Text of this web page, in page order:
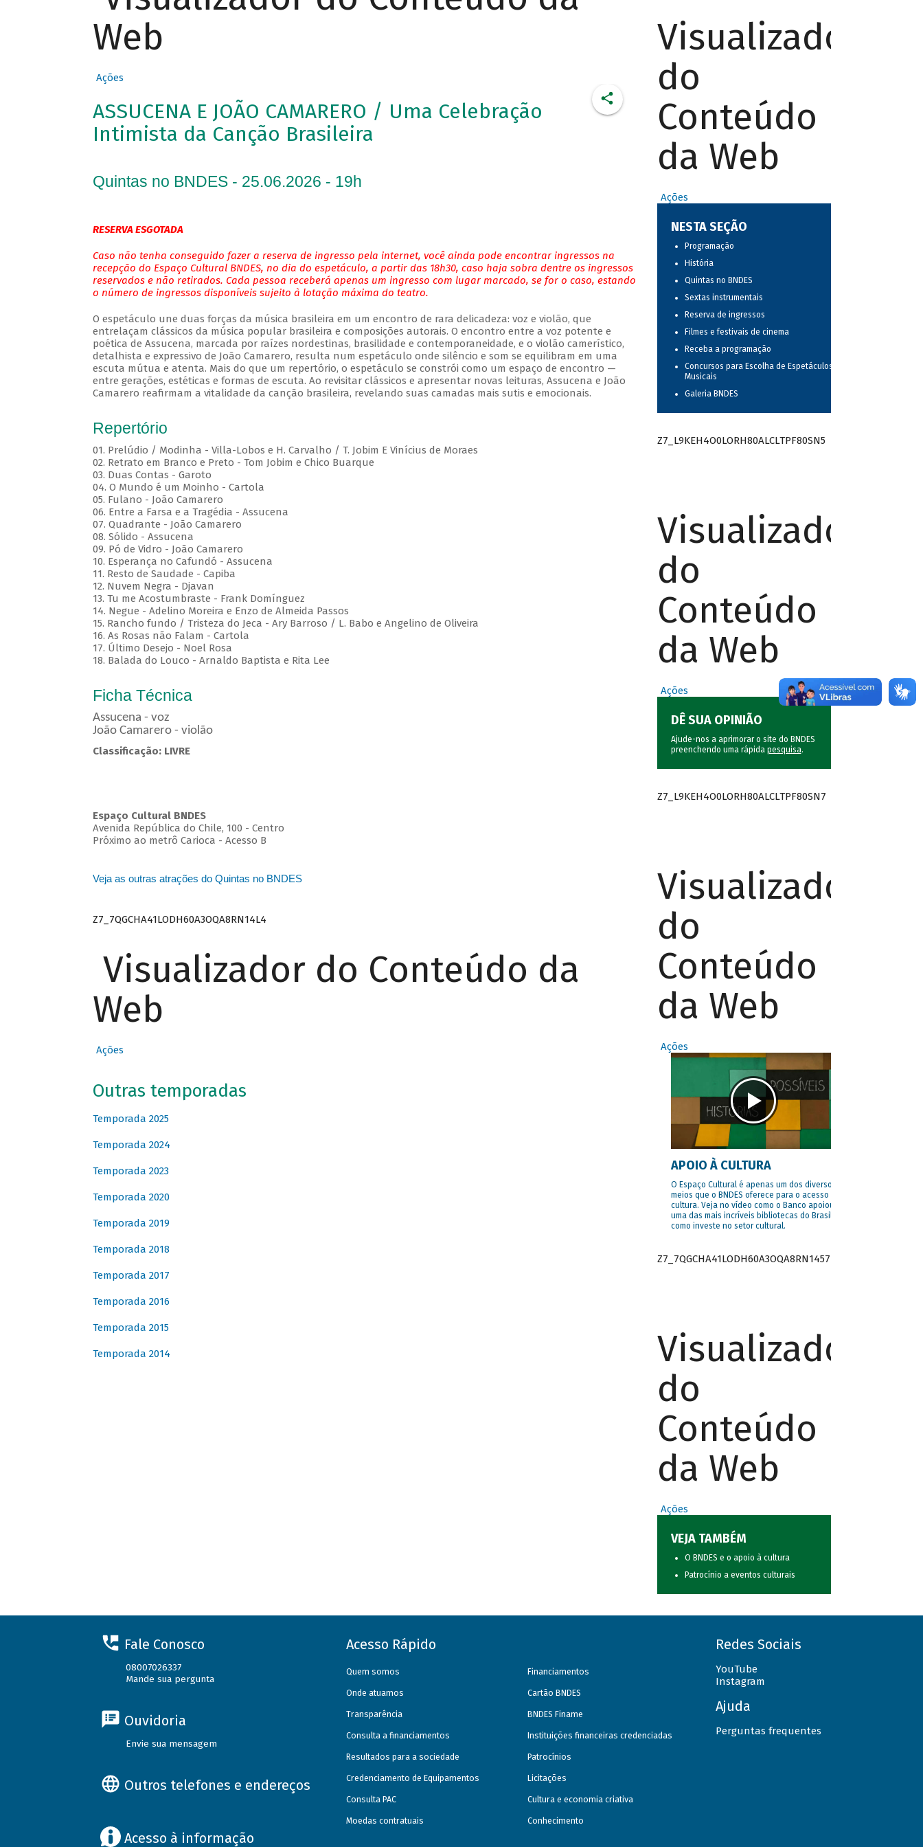
Web
Ações
ASSUCENA E JOÃO CAMARERO / Uma Celebração
Intimista da Canção Brasileira
Quintas no BNDES - 25.06.2026 - 19h
RESERVA ESGOTADA
Caso não tenha conseguido fazer a reserva de ingresso pela internet, você ainda pode encontrar ingressos na
recepção do Espaço Cultural BNDES, no dia do espetáculo, a partir das 18h30, caso haja sobra dentre os ingressos
reservados e não retirados. Cada pessoa receberá apenas um ingresso com lugar marcado, se for o caso, estando
o número de ingressos disponíveis sujeito à lotação máxima do teatro.
O espetáculo une duas forças da música brasileira em um encontro de rara delicadeza: voz e violão, que
entrelaçam clássicos da música popular brasileira e composições autorais. O encontro entre a voz potente e
poética de Assucena, marcada por raízes nordestinas, brasilidade e contemporaneidade, e o violão camerístico,
detalhista e expressivo de João Camarero, resulta num espetáculo onde silêncio e som se equilibram em uma
escuta mútua e atenta. Mais do que um repertório, o espetáculo se constrói como um espaço de encontro —
entre gerações, estéticas e formas de escuta. Ao revisitar clássicos e apresentar novas leituras, Assucena e João
Camarero reafirmam a vitalidade da canção brasileira, revelando suas camadas mais sutis e emocionais.
Repertório
01. Prelúdio / Modinha - Villa-Lobos e H. Carvalho / T. Jobim E Vinícius de Moraes
02. Retrato em Branco e Preto - Tom Jobim e Chico Buarque
03. Duas Contas - Garoto
04. O Mundo é um Moinho - Cartola
05. Fulano - João Camarero
06. Entre a Farsa e a Tragédia - Assucena
07. Quadrante - João Camarero
08. Sólido - Assucena
09. Pó de Vidro - João Camarero
10. Esperança no Cafundó - Assucena
11. Resto de Saudade - Capiba
12. Nuvem Negra - Djavan
13. Tu me Acostumbraste - Frank Domínguez
14. Negue - Adelino Moreira e Enzo de Almeida Passos
15. Rancho fundo / Tristeza do Jeca - Ary Barroso / L. Babo e Angelino de Oliveira
16. As Rosas não Falam - Cartola
17. Último Desejo - Noel Rosa
18. Balada do Louco - Arnaldo Baptista e Rita Lee
Ficha Técnica
Assucena - voz
João Camarero - violão
Classificação: LIVRE
Espaço Cultural BNDES
Avenida República do Chile, 100 - Centro
Próximo ao metrô Carioca - Acesso B
Veja as outras atrações do Quintas no BNDES
Z7_7QGCHA41LODH60A3OQA8RN14L4
Visualizador do Conteúdo da
Web
Ações
Outras temporadas
Temporada 2025
Temporada 2024
Temporada 2023
Temporada 2020
Temporada 2019
Temporada 2018
Temporada 2017
Temporada 2016
Temporada 2015
Temporada 2014
Visualizador
do
Conteúdo
da Web
Ações
NESTA SEÇÃO
Programação
História
Quintas no BNDES
Sextas instrumentais
Reserva de ingressos
Filmes e festivais de cinema
Receba a programação
Concursos para Escolha de Espetáculos
Musicais
Galeria BNDES
Z7_L9KEH4O0LORH80ALCLTPF80SN5
Visualizador
do
Conteúdo
da Web
Ações
DÊ SUA OPINIÃO
Ajude-nos a aprimorar o site do BNDES
preenchendo uma rápida pesquisa.
Z7_L9KEH4O0LORH80ALCLTPF80SN7
Visualizador
do
Conteúdo
da Web
Ações
APOIO À CULTURA
O Espaço Cultural é apenas um dos diversos
meios que o BNDES oferece para o acesso à
cultura. Veja no vídeo como o Banco apoiou
uma das mais incríveis bibliotecas do Brasil e
como investe no setor cultural.
Z7_7QGCHA41LODH60A3OQA8RN1457
Visualizador
do
Conteúdo
da Web
Ações
VEJA TAMBÉM
O BNDES e o apoio à cultura
Patrocínio a eventos culturais
Fale Conosco
08007026337
Mande sua pergunta
Ouvidoria
Envie sua mensagem
Outros telefones e endereços
Acesso à informação
Acesso Rápido
Quem somos
Onde atuamos
Transparência
Consulta a financiamentos
Resultados para a sociedade
Credenciamento de Equipamentos
Consulta PAC
Moedas contratuais
Financiamentos
Cartão BNDES
BNDES Finame
Instituições financeiras credenciadas
Patrocínios
Licitações
Cultura e economia criativa
Conhecimento
Redes Sociais
YouTube
Instagram
Ajuda
Perguntas frequentes